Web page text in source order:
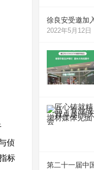
侦
标
徐良安受邀加
2022年5月12日
第二十一届中